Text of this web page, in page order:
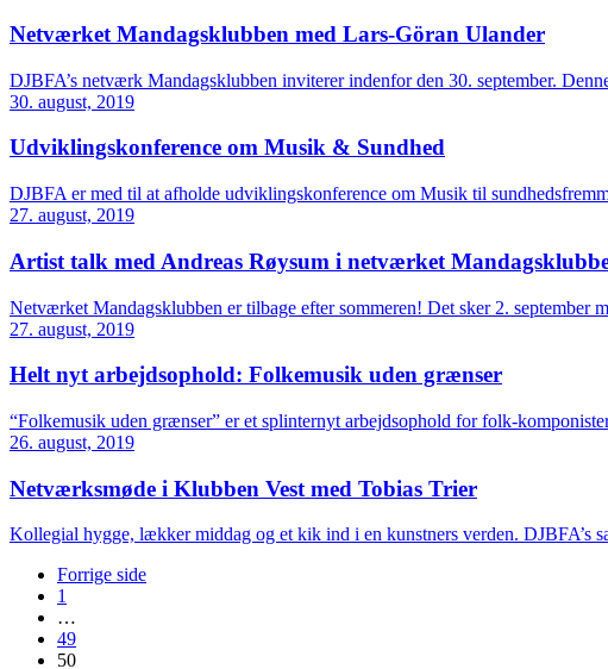
Netværket Mandagsklubben med Lars-Göran Ulander
DJBFA’s netværk Mandagsklubben inviterer indenfor den 30. september.
30. august, 2019
Udviklingskonference om Musik & Sundhed
DJBFA er med til at afholde udviklingskonference om Musik til
27. august, 2019
Artist talk med Andreas Røysum i netværket
Netværket Mandagsklubben er tilbage efter sommeren! Det sker 2.
27. august, 2019
Helt nyt arbejdsophold: Folkemusik uden grænser
“Folkemusik uden grænser” er et splinternyt arbejdsophold for folk-
26. august, 2019
Netværksmøde i Klubben Vest med Tobias Trier
Kollegial hygge, lækker middag og et kik ind i en kunstners verden. DJBFA’s
Forrige side
1
…
49
50